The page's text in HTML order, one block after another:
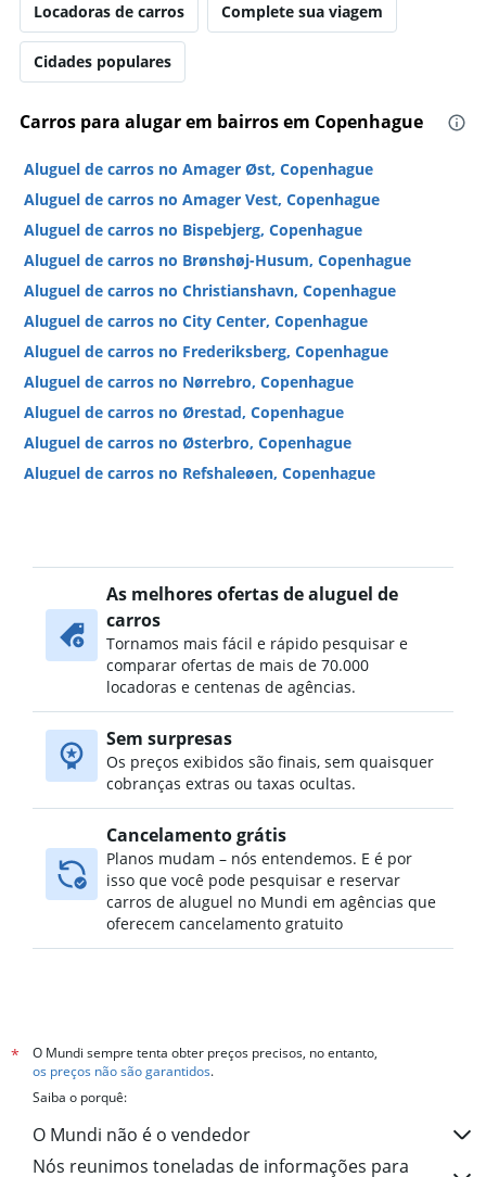
Locadoras de carros Complete sua viagem
Cidades populares
Carros para alugar em bairros em Copenhague
Aluguel de carros no Amager Øst, Copenhague
Aluguel de carros no Amager Vest, Copenhague
Aluguel de carros no Bispebjerg, Copenhague
Aluguel de carros no Brønshøj-Husum, Copenhague
Aluguel de carros no Christianshavn, Copenhague
Aluguel de carros no City Center, Copenhague
Aluguel de carros no Frederiksberg, Copenhague
Aluguel de carros no Nørrebro, Copenhague
Aluguel de carros no Ørestad, Copenhague
Aluguel de carros no Østerbro, Copenhague
Aluguel de carros no Refshaleøen, Copenhague
Aluguel de carros no Vanløse, Copenhague
Aluguel de carros no Vesterbro, Copenhague
As melhores ofertas de aluguel de
carros
Tornamos mais fácil e rápido pesquisar e
comparar ofertas de mais de 70.000
locadoras e centenas de agências.
Sem surpresas
Os preços exibidos são finais, sem quaisquer
cobranças extras ou taxas ocultas.
Cancelamento grátis
Planos mudam – nós entendemos. E é por
isso que você pode pesquisar e reservar
carros de aluguel no Mundi em agências que
oferecem cancelamento gratuito
*
O Mundi sempre tenta obter preços precisos, no entanto,
os preços não são garantidos.
Saiba o porquê:
O Mundi não é o vendedor
Nós reunimos toneladas de informações para